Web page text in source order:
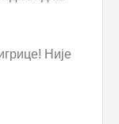
Није